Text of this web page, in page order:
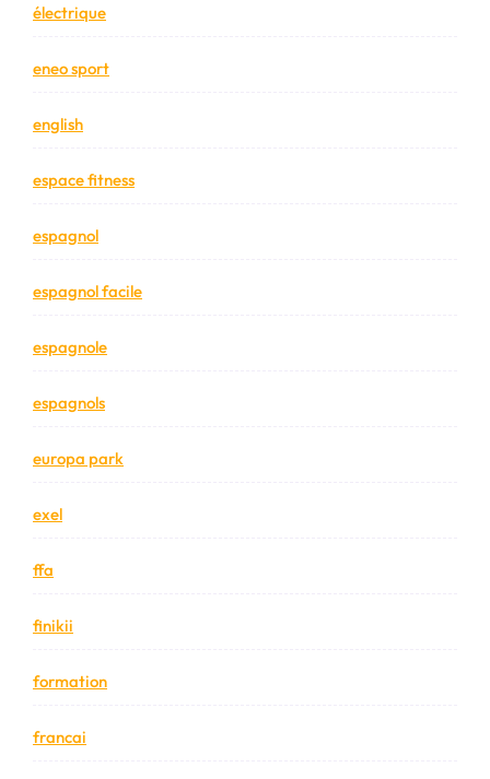
électrique
eneo sport
english
espace fitness
espagnol
espagnol facile
espagnole
espagnols
europa park
exel
ffa
finikii
formation
francai